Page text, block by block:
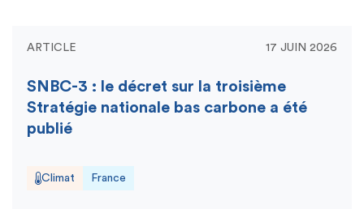
ARTICLE 17 JUIN 2026
SNBC-3 : le décret sur la troisième
Stratégie nationale bas carbone a été
publié
Climat France